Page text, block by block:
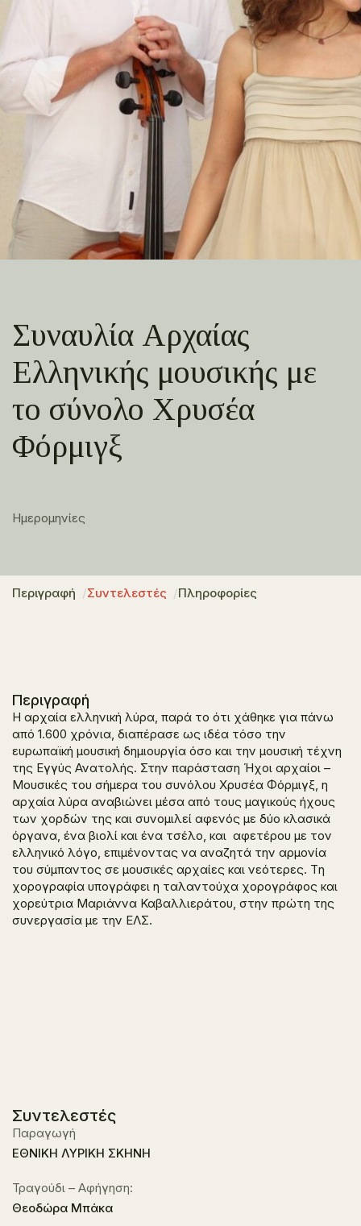
Συναυλία Αρχαίας
Ελληνικής μουσικής με
το σύνολο Χρυσέα
Φόρμιγξ
Ημερομηνίες
Περιγραφή Συντελεστές Πληροφορίες
Περιγραφή
Η αρχαία ελληνική λύρα, παρά το ότι χάθηκε για πάνω
από 1.600 χρόνια, διαπέρασε ως ιδέα τόσο την
ευρωπαϊκή μουσική δημιουργία όσο και την μουσική τέχνη
της Εγγύς Ανατολής. Στην παράσταση Ήχοι αρχαίοι –
Μουσικές του σήμερα του συνόλου Χρυσέα Φόρμιγξ, η
αρχαία λύρα αναβιώνει μέσα από τους μαγικούς ήχους
των χορδών της και συνομιλεί αφενός με δύο κλασικά
όργανα, ένα βιολί και ένα τσέλο, και αφετέρου με τον
ελληνικό λόγο, επιμένοντας να αναζητά την αρμονία
του σύμπαντος σε μουσικές αρχαίες και νεότερες. Tη
χορογραφία υπογράφει η ταλαντούχα χορογράφος και
χορεύτρια Μαριάννα Καβαλλιεράτου, στην πρώτη της
συνεργασία με την ΕΛΣ.
Συντελεστές
Παραγωγή
ΕΘΝΙΚΗ ΛΥΡΙΚΗ ΣΚΗΝΗ
Τραγούδι – Αφήγηση:
Θεοδώρα Μπάκα